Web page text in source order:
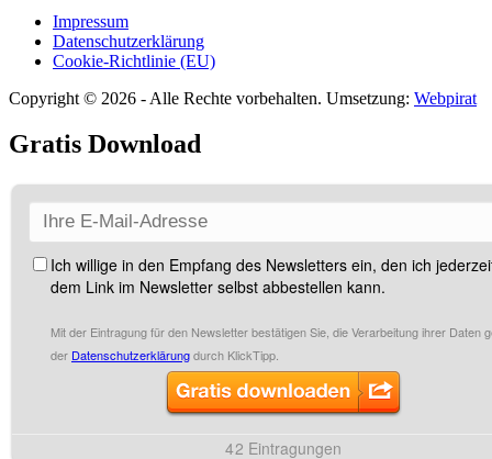
Impressum
Datenschutzerklärung
Cookie-Richtlinie (EU)
Copyright © 2026 - Alle Rechte vorbehalten. Umsetzung: Webpirat
Gratis Download